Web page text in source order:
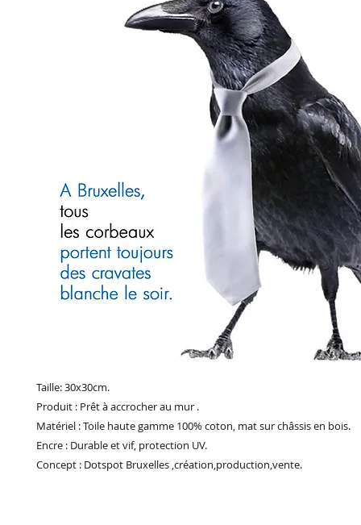
Taille: 30x30cm.
Produit : Prêt à accrocher au mur .
Matériel : Toile haute gamme 100% coton, mat sur châssis en bois.
Encre : Durable et vif, protection UV.
Concept : Dotspot Bruxelles ,création,production,vente.